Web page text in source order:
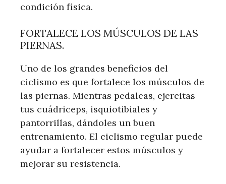
condición física.
FORTALECE LOS MÚSCULOS DE LAS
PIERNAS.
Uno de los grandes beneficios del
ciclismo es que fortalece los músculos de
las piernas. Mientras pedaleas, ejercitas
tus cuádriceps, isquiotibiales y
pantorrillas, dándoles un buen
entrenamiento. El ciclismo regular puede
ayudar a fortalecer estos músculos y
mejorar su resistencia.